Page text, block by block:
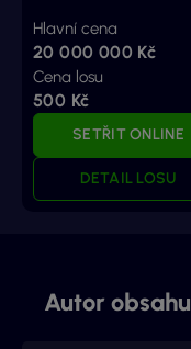
Hlavní cena
20 000 000 Kč
Cena losu
500 Kč
SETŘIT ONLINE
DETAIL LOSU
Autor obsahu